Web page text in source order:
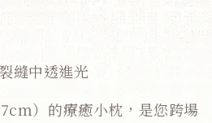
縫中透進光
）的療癒小枕，是您跨場